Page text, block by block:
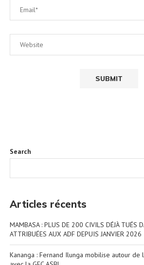
Search
Articles récents
MAMBASA : PLUS DE 200 CIVILS DÉJÀ TUÉS
ATTRIBUÉES AUX ADF DEPUIS JANVIER 2026
Kananga : Fernand Ilunga mobilise autour de